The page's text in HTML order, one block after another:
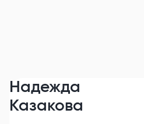
Надежда
Казакова